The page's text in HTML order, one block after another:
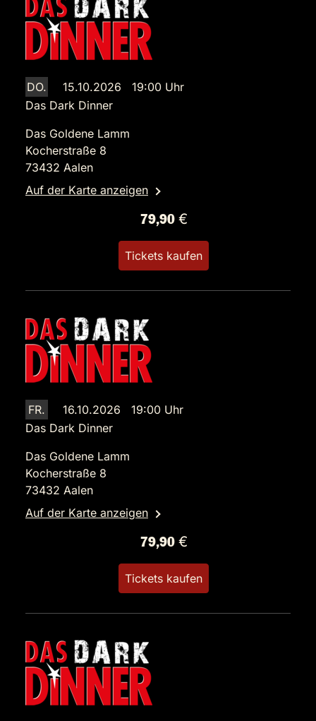
DO.
15.10.2026 19:00 Uhr
Das Dark Dinner
Das Goldene Lamm
Kocherstraße 8
73432 Aalen
Auf der Karte anzeigen
79,90 €
Tickets kaufen
FR.
16.10.2026 19:00 Uhr
Das Dark Dinner
Das Goldene Lamm
Kocherstraße 8
73432 Aalen
Auf der Karte anzeigen
79,90 €
Tickets kaufen